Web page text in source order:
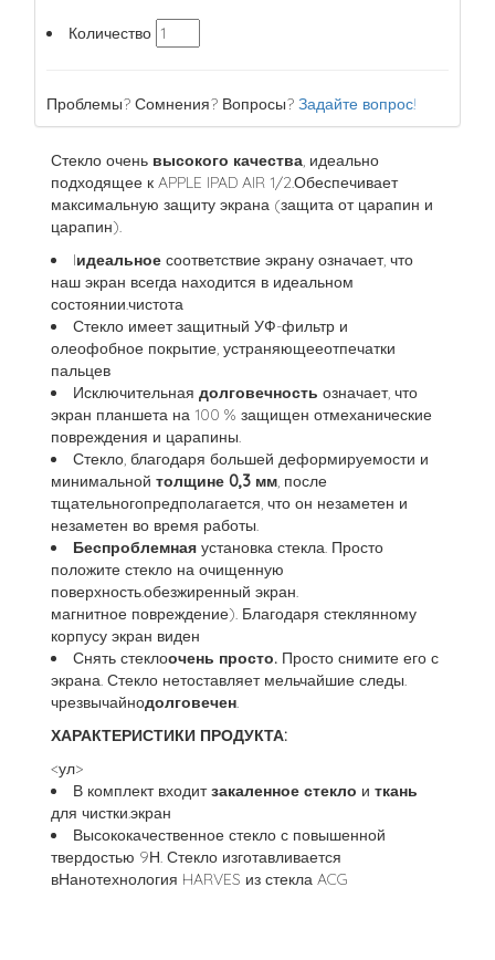
Количество
Проблемы? Сомнения? Вопросы? Задайте вопрос!
Стекло очень высокого качества, идеально
подходящее к APPLE IPAD AIR 1/2.Обеспечивает
максимальную защиту экрана (защита от царапин и
царапин).
Iидеальное соответствие экрану означает, что
наш экран всегда находится в идеальном
состоянии.чистота
Стекло имеет защитный УФ-фильтр и
олеофобное покрытие, устраняющееотпечатки
пальцев
Исключительная долговечность означает, что
экран планшета на 100 % защищен отмеханические
повреждения и царапины.
Стекло, благодаря большей деформируемости и
минимальной толщине 0,3 мм, после
тщательногопредполагается, что он незаметен и
незаметен во время работы.
Беспроблемная установка стекла. Просто
положите стекло на очищенную
поверхность.обезжиренный экран.
магнитное повреждение). Благодаря стеклянному
корпусу экран виден
Снять стеклоочень просто. Просто снимите его с
экрана. Стекло нетоставляет мельчайшие следы.
чрезвычайнодолговечен.
ХАРАКТЕРИСТИКИ ПРОДУКТА:
<ул>
В комплект входитзакаленное стекло и ткань
для чистки.экран
Высококачественное стекло с повышенной
твердостью 9Н. Стекло изготавливается
вНанотехнология HARVES из стекла ACG